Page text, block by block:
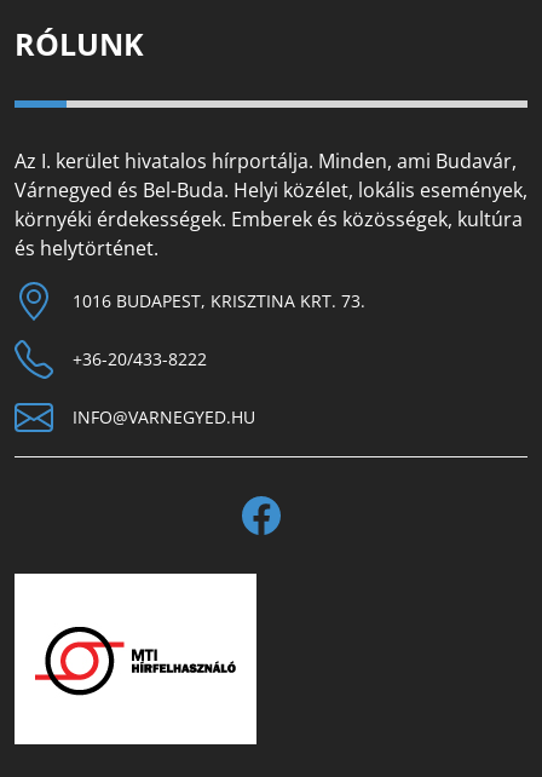
RÓLUNK
Az I. kerület hivatalos hírportálja. Minden, ami Budavár,
Várnegyed és Bel-Buda. Helyi közélet, lokális események,
környéki érdekességek. Emberek és közösségek, kultúra
és helytörténet.
1016 BUDAPEST, KRISZTINA KRT. 73.
+36-20/433-8222
INFO@VARNEGYED.HU